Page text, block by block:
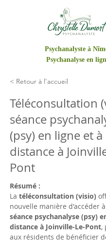
Psychanalyste à
Psychanalyse en
< Retour à l'accueil
Téléconsultation
séance
(psy) en ligne et à
distance à
Pont
Résumé :
La téléconsultation (visio)
nouvelle manière d'accéder
séance psychanalyse (psy)
distance à Joinville-Le-Pont,
aux résidents de bénéficier